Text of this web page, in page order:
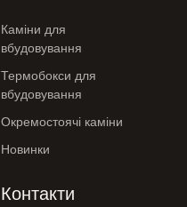
Каміни для
вбудовування
Термобокси для
вбудовування
Окремостоячі каміни
Новинки
Контакти